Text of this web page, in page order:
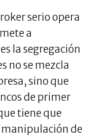
serio opera
a
la segregación
no se mezcla
sino que
de primer
tiene que
manipulación de